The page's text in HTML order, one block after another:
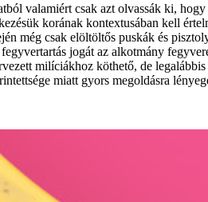
valamiért csak azt olvassák ki,
korának kontextusában kell
még csak elöltöltős puskák és
jogát az alkotmány
milíciákhoz köthető, de legalábbis
miatt gyors megoldásra